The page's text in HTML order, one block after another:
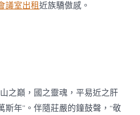
議室出租近族驕傲感。
之巔，國之靈魂，平易近之肝
斯年”。伴隨莊嚴的鐘鼓聲，“敬